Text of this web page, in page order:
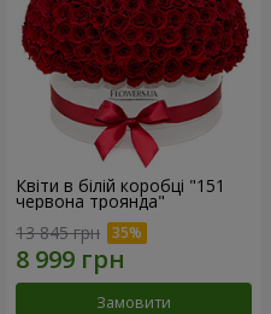
Квіти в білій коробці "151
червона троянда"
13 845 грн
Замовити